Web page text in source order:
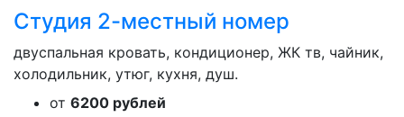
Студия 2-местный номер
двуспальная кровать, кондиционер, ЖК тв, чайник,
холодильник, утюг, кухня, душ.
от 6200 рублей